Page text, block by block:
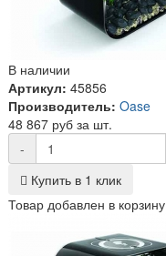
В наличии
Артикул: 45856
Производитель: Oase
48 867 руб за шт.
-
Купить в 1 клик
Товар добавлен в корзину